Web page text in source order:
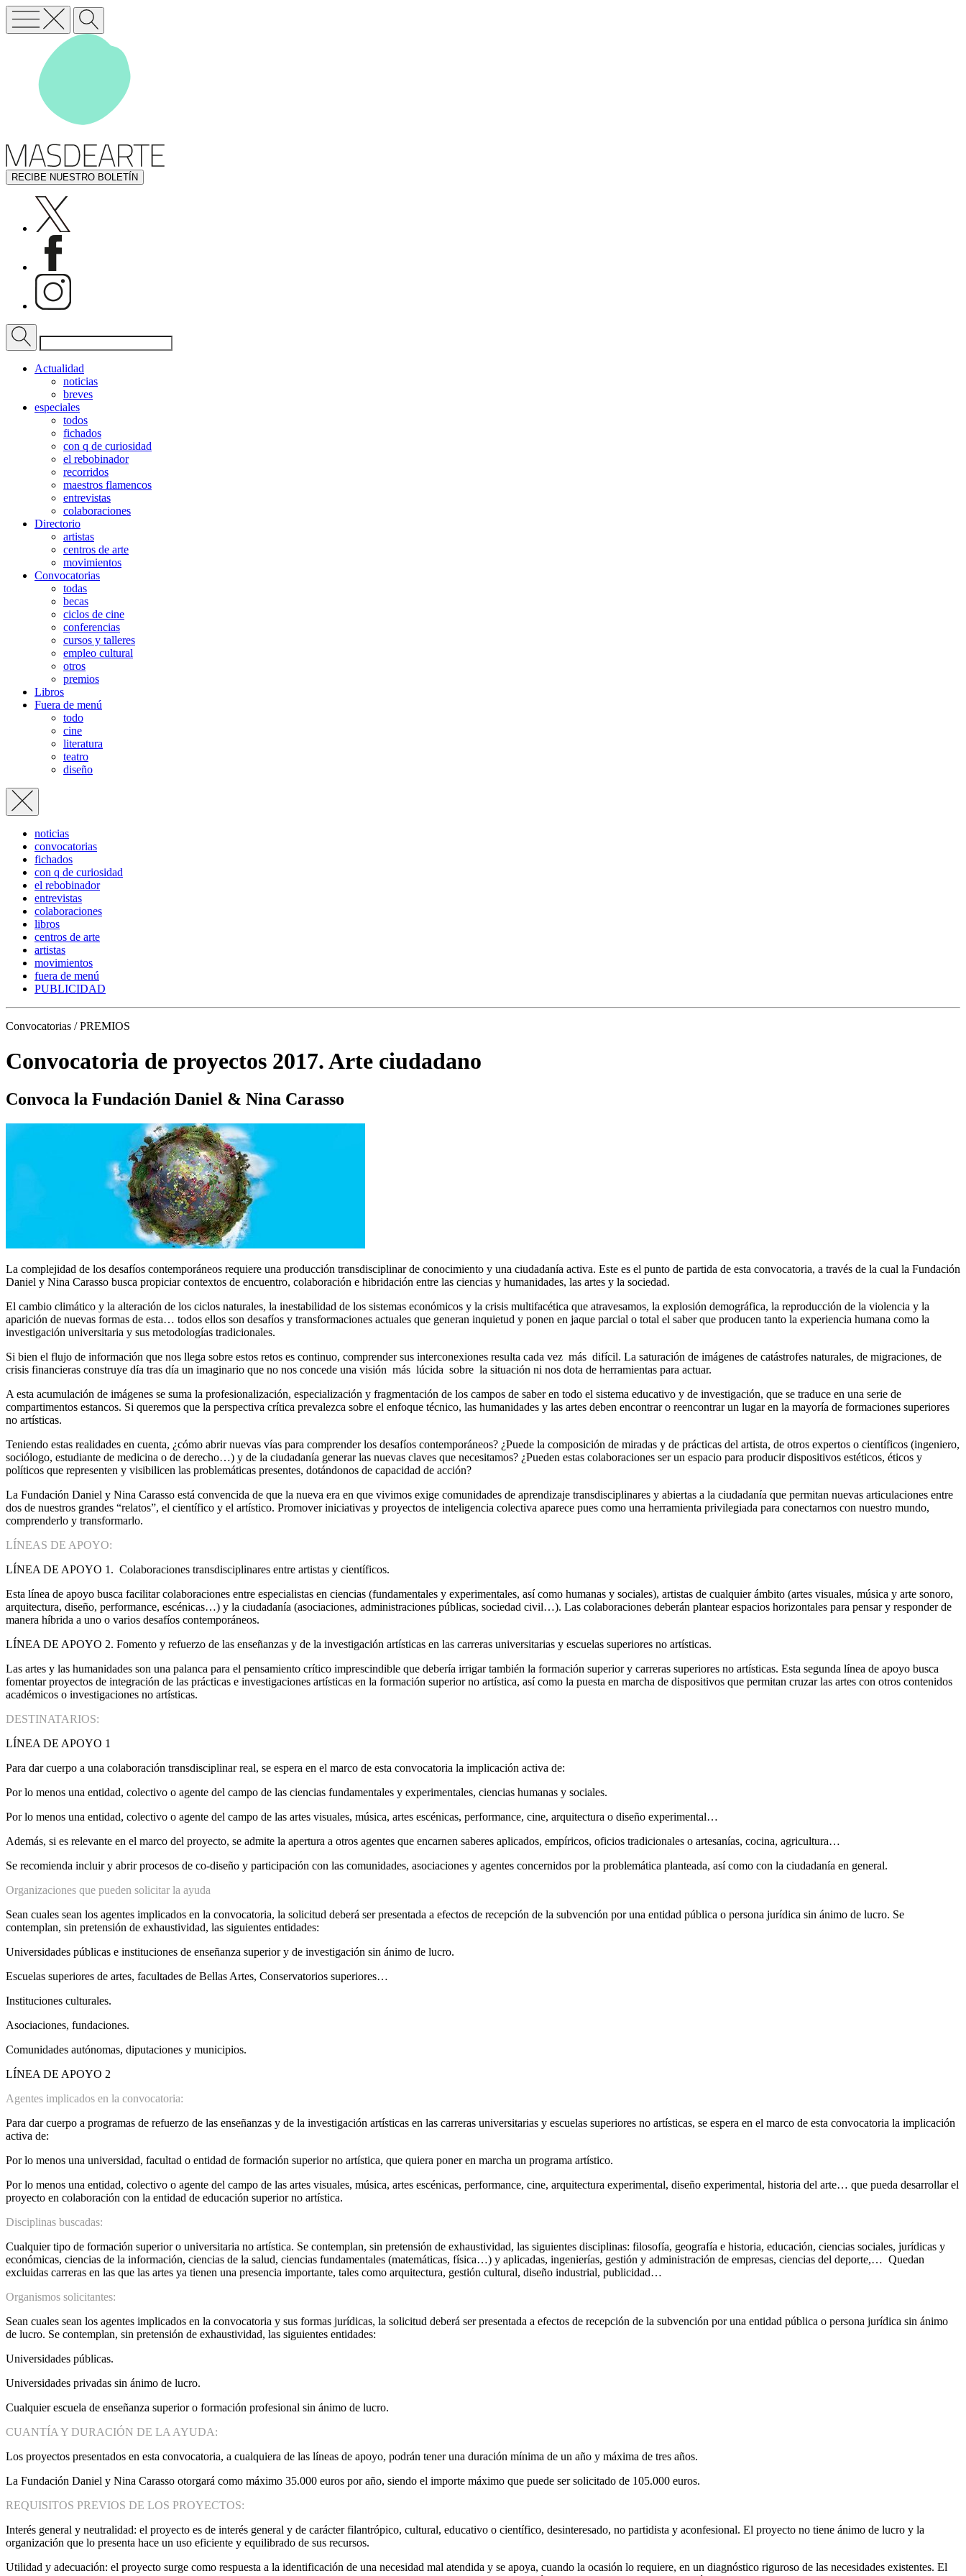
RECIBE NUESTRO BOLETÍN
Actualidad
noticias
breves
especiales
todos
fichados
con q de curiosidad
el rebobinador
recorridos
maestros flamencos
entrevistas
colaboraciones
Directorio
artistas
centros de arte
movimientos
Convocatorias
todas
becas
ciclos de cine
conferencias
cursos y talleres
empleo cultural
otros
premios
Libros
Fuera de menú
todo
cine
literatura
teatro
diseño
noticias
convocatorias
fichados
con q de curiosidad
el rebobinador
entrevistas
colaboraciones
libros
centros de arte
artistas
movimientos
fuera de menú
PUBLICIDAD
Convocatorias / PREMIOS
Convocatoria de proyectos 2017. Arte ciudadano
Convoca la Fundación Daniel & Nina Carasso
La complejidad de los desafíos contemporáneos requiere una producción transdisciplinar de conocimiento y una ciudadanía activa. Este es el punto de partida de esta convocatoria, a través de la cual la Fundación
Daniel y Nina Carasso busca propiciar contextos de encuentro, colaboración e hibridación entre las ciencias y humanidades, las artes y la sociedad.
El cambio climático y la alteración de los ciclos naturales, la inestabilidad de los sistemas económicos y la crisis multifacética que atravesamos, la explosión demográfica, la reproducción de la violencia y la
aparición de nuevas formas de esta… todos ellos son desafíos y transformaciones actuales que generan inquietud y ponen en jaque parcial o total el saber que producen tanto la experiencia humana como la
investigación universitaria y sus metodologías tradicionales.
Si bien el flujo de información que nos llega sobre estos retos es continuo, comprender sus interconexiones resulta cada vez más difícil. La saturación de imágenes de catástrofes naturales, de migraciones, de
crisis financieras construye día tras día un imaginario que no nos concede una visión más lúcida sobre la situación ni nos dota de herramientas para actuar.
A esta acumulación de imágenes se suma la profesionalización, especialización y fragmentación de los campos de saber en todo el sistema educativo y de investigación, que se traduce en una serie de
compartimentos estancos. Si queremos que la perspectiva crítica prevalezca sobre el enfoque técnico, las humanidades y las artes deben encontrar o reencontrar un lugar en la mayoría de formaciones superiores
no artísticas.
Teniendo estas realidades en cuenta, ¿cómo abrir nuevas vías para comprender los desafíos contemporáneos? ¿Puede la composición de miradas y de prácticas del artista, de otros expertos o científicos (ingeniero,
sociólogo, estudiante de medicina o de derecho…) y de la ciudadanía generar las nuevas claves que necesitamos? ¿Pueden estas colaboraciones ser un espacio para producir dispositivos estéticos, éticos y
políticos que representen y visibilicen las problemáticas presentes, dotándonos de capacidad de acción?
La Fundación Daniel y Nina Carasso está convencida de que la nueva era en que vivimos exige comunidades de aprendizaje transdisciplinares y abiertas a la ciudadanía que permitan nuevas articulaciones entre
dos de nuestros grandes “relatos”, el científico y el artístico. Promover iniciativas y proyectos de inteligencia colectiva aparece pues como una herramienta privilegiada para conectarnos con nuestro mundo,
comprenderlo y transformarlo.
LÍNEAS DE APOYO:
LÍNEA DE APOYO 1. Colaboraciones transdisciplinares entre artistas y científicos.
Esta línea de apoyo busca facilitar colaboraciones entre especialistas en ciencias (fundamentales y experimentales, así como humanas y sociales), artistas de cualquier ámbito (artes visuales, música y arte sonoro,
arquitectura, diseño, performance, escénicas…) y la ciudadanía (asociaciones, administraciones públicas, sociedad civil…). Las colaboraciones deberán plantear espacios horizontales para pensar y responder de
manera híbrida a uno o varios desafíos contemporáneos.
LÍNEA DE APOYO 2. Fomento y refuerzo de las enseñanzas y de la investigación artísticas en las carreras universitarias y escuelas superiores no artísticas.
Las artes y las humanidades son una palanca para el pensamiento crítico imprescindible que debería irrigar también la formación superior y carreras superiores no artísticas. Esta segunda línea de apoyo busca
fomentar proyectos de integración de las prácticas e investigaciones artísticas en la formación superior no artística, así como la puesta en marcha de dispositivos que permitan cruzar las artes con otros contenidos
académicos o investigaciones no artísticas.
DESTINATARIOS:
LÍNEA DE APOYO 1
Para dar cuerpo a una colaboración transdisciplinar real, se espera en el marco de esta convocatoria la implicación activa de:
Por lo menos una entidad, colectivo o agente del campo de las ciencias fundamentales y experimentales, ciencias humanas y sociales.
Por lo menos una entidad, colectivo o agente del campo de las artes visuales, música, artes escénicas, performance, cine, arquitectura o diseño experimental…
Además, si es relevante en el marco del proyecto, se admite la apertura a otros agentes que encarnen saberes aplicados, empíricos, oficios tradicionales o artesanías, cocina, agricultura…
Se recomienda incluir y abrir procesos de co-diseño y participación con las comunidades, asociaciones y agentes concernidos por la problemática planteada, así como con la ciudadanía en general.
Organizaciones que pueden solicitar la ayuda
Sean cuales sean los agentes implicados en la convocatoria, la solicitud deberá ser presentada a efectos de recepción de la subvención por una entidad pública o persona jurídica sin ánimo de lucro. Se
contemplan, sin pretensión de exhaustividad, las siguientes entidades:
Universidades públicas e instituciones de enseñanza superior y de investigación sin ánimo de lucro.
Escuelas superiores de artes, facultades de Bellas Artes, Conservatorios superiores…
Instituciones culturales.
Asociaciones, fundaciones.
Comunidades autónomas, diputaciones y municipios.
LÍNEA DE APOYO 2
Agentes implicados en la convocatoria:
Para dar cuerpo a programas de refuerzo de las enseñanzas y de la investigación artísticas en las carreras universitarias y escuelas superiores no artísticas, se espera en el marco de esta convocatoria la implicación
activa de:
Por lo menos una universidad, facultad o entidad de formación superior no artística, que quiera poner en marcha un programa artístico.
Por lo menos una entidad, colectivo o agente del campo de las artes visuales, música, artes escénicas, performance, cine, arquitectura experimental, diseño experimental, historia del arte… que pueda desarrollar el
proyecto en colaboración con la entidad de educación superior no artística.
Disciplinas buscadas:
Cualquier tipo de formación superior o universitaria no artística. Se contemplan, sin pretensión de exhaustividad, las siguientes disciplinas: filosofía, geografía e historia, educación, ciencias sociales, jurídicas y
económicas, ciencias de la información, ciencias de la salud, ciencias fundamentales (matemáticas, física…) y aplicadas, ingenierías, gestión y administración de empresas, ciencias del deporte,… Quedan
excluidas carreras en las que las artes ya tienen una presencia importante, tales como arquitectura, gestión cultural, diseño industrial, publicidad…
Organismos solicitantes:
Sean cuales sean los agentes implicados en la convocatoria y sus formas jurídicas, la solicitud deberá ser presentada a efectos de recepción de la subvención por una entidad pública o persona jurídica sin ánimo
de lucro. Se contemplan, sin pretensión de exhaustividad, las siguientes entidades:
Universidades públicas.
Universidades privadas sin ánimo de lucro.
Cualquier escuela de enseñanza superior o formación profesional sin ánimo de lucro.
CUANTÍA Y DURACIÓN DE LA AYUDA:
Los proyectos presentados en esta convocatoria, a cualquiera de las líneas de apoyo, podrán tener una duración mínima de un año y máxima de tres años.
La Fundación Daniel y Nina Carasso otorgará como máximo 35.000 euros por año, siendo el importe máximo que puede ser solicitado de 105.000 euros.
REQUISITOS PREVIOS DE LOS PROYECTOS:
Interés general y neutralidad: el proyecto es de interés general y de carácter filantrópico, cultural, educativo o científico, desinteresado, no partidista y aconfesional. El proyecto no tiene ánimo de lucro y la
organización que lo presenta hace un uso eficiente y equilibrado de sus recursos.
Utilidad y adecuación: el proyecto surge como respuesta a la identificación de una necesidad mal atendida y se apoya, cuando la ocasión lo requiere, en un diagnóstico riguroso de las necesidades existentes. El